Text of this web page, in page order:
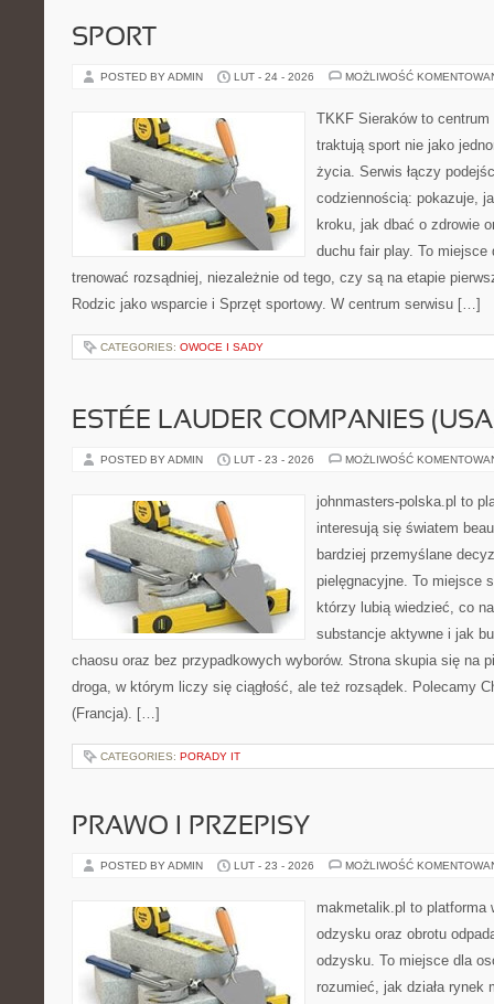
SPORT
POSTED BY ADMIN LUT - 24 - 2026 MOŻLIWOŚĆ
TKKF Sieraków to
traktują sport nie jako
życia. Serwis łączy
codziennością: pokazuje,
kroku, jak dbać o zdrowie
duchu fair play. To
trenować rozsądniej, niezależnie od tego, czy są na etapie
Rodzic jako wsparcie i Sprzęt sportowy. W centrum serwisu […]
CATEGORIES: OWOCE I SADY
ESTÉE LAUDER COMPANIES
POSTED BY ADMIN LUT - 23 - 2026 MOŻLIWOŚĆ
johnmasters-polska.pl to
interesują się światem
bardziej przemyślane
pielęgnacyjne. To miejsce
którzy lubią wiedzieć, co
substancje aktywne i jak
chaosu oraz bez przypadkowych wyborów. Strona skupia się na
droga, w którym liczy się ciągłość, ale też rozsądek. Polecamy
(Francja). […]
CATEGORIES: PORADY IT
PRAWO I PRZEPISY
POSTED BY ADMIN LUT - 23 - 2026 MOŻLIWOŚĆ
makmetalik.pl to platforma
odzysku oraz obrotu
odzysku. To miejsce dla
rozumieć, jak działa rynek